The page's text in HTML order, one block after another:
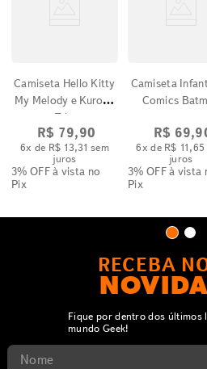
Camiseta Hello Kitty
My Melody e Kuromi
Trio
R$ 79,90
6x de R$ 13,31 sem
juros
3% OFFà vista no
Pix
Camiseta
Comics
R$ 69,
6x de R$ 11 ,65
juros
3% OFFà vista
Pix
RECEBA
Fique por dentro dos últimos
mundo Geek!